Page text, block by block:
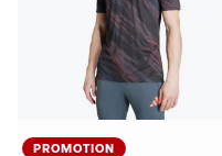
PROMOTION